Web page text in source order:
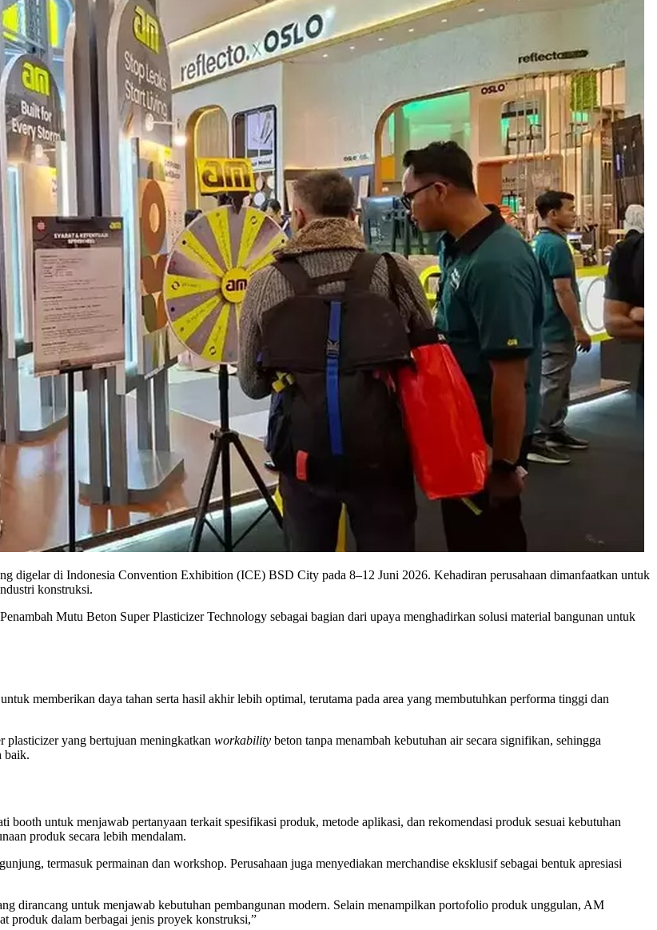
digelar di Indonesia Convention Exhibition (ICE) BSD City pada 8–12 Juni 2026. Kehadiran perusahaan dimanfaatkan untuk
konstruksi.
Mutu Beton Super Plasticizer Technology sebagai bagian dari upaya menghadirkan solusi material bangunan untuk
memberikan daya tahan serta hasil akhir lebih optimal, terutama pada area yang membutuhkan performa tinggi dan
plasticizer yang bertujuan meningkatkan workability beton tanpa menambah kebutuhan air secara signifikan, sehingga
baik.
booth untuk menjawab pertanyaan terkait spesifikasi produk, metode aplikasi, dan rekomendasi produk sesuai kebutuhan
produk secara lebih mendalam.
termasuk permainan dan workshop. Perusahaan juga menyediakan merchandise eksklusif sebagai bentuk apresiasi
dirancang untuk menjawab kebutuhan pembangunan modern. Selain menampilkan portofolio produk unggulan, AM
produk dalam berbagai jenis proyek konstruksi,”